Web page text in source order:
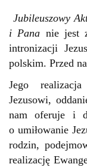
Jubileuszowy
i Pana nie jest
intronizacji
polskim. Przed
Jego
Jezusowi,
nam oferuje i
o umiłowanie
rodzin,
realizację